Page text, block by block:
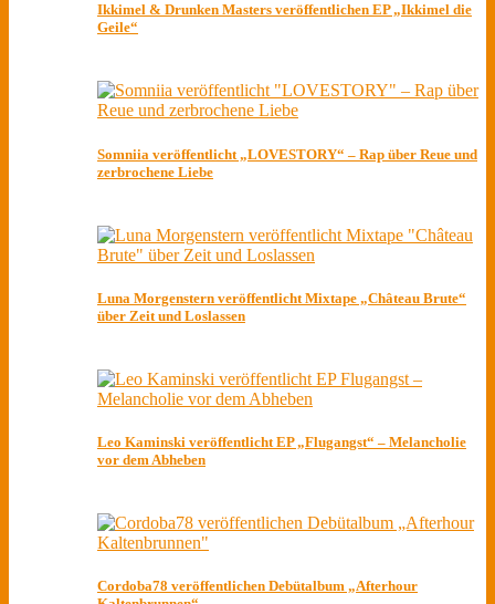
Ikkimel & Drunken Masters veröffentlichen EP „Ikkimel die
Geile“
Somniia veröffentlicht „LOVESTORY“ – Rap über Reue und
zerbrochene Liebe
Luna Morgenstern veröffentlicht Mixtape „Château Brute“
über Zeit und Loslassen
Leo Kaminski veröffentlicht EP „Flugangst“ – Melancholie
vor dem Abheben
Cordoba78 veröffentlichen Debütalbum „Afterhour